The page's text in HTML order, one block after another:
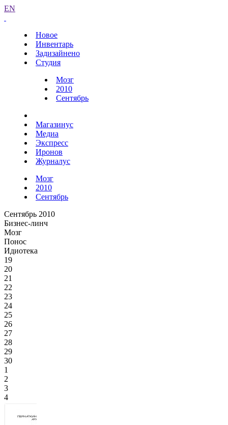
EN
Новое
Инвентарь
Задизайнено
Студия
Мозг
2010
Сентябрь
Магазинус
Медиа
Экспресс
Иронов
Журналус
Мозг
2010
Сентябрь
Сентябрь 2010
Бизнес-линч
Мозг
Понос
Идиотека
19
20
21
22
23
24
25
26
27
28
29
30
1
2
3
4